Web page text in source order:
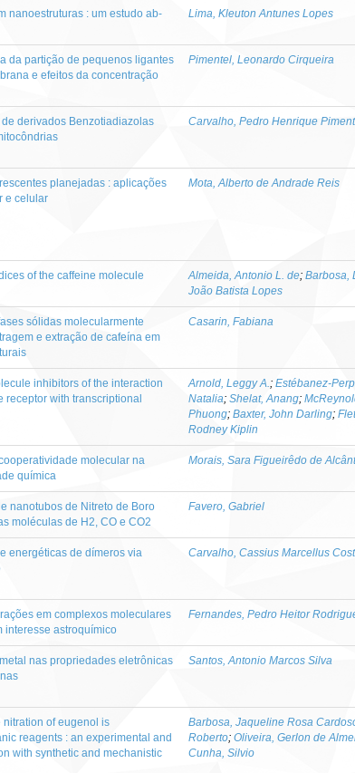
nanoestruturas : um estudo ab-
Lima, Kleuton Antunes Lopes
da partição de pequenos ligantes
e efeitos da concentração
Pimentel, Leonardo Cirqueira
derivados Benzotiadiazolas
Carvalho, Pedro Henrique
planejadas : aplicações
e celular
Mota, Alberto de Andrade Reis
of the caffeine molecule Almeida, Antonio L. de; Barbosa,
João Batista Lopes
sólidas molecularmente
e extração de cafeína em
Casarin, Fabiana
inhibitors of the interaction
receptor with transcriptional
Arnold, Leggy A. ; Estébanez-
Natalia; Shelat, Anang;
Phuong; Baxter, John Darling;
Rodney Kiplin
molecular na
química
Morais, Sara Figueirêdo de
nanotubos de Nitreto de Boro
moléculas de H2, CO e CO2
Favero, Gabriel
energéticas de dímeros via
Carvalho, Cassius Marcellus
em complexos moleculares
interesse astroquímico
Fernandes, Pedro Heitor
nas propriedades eletrônicas
Santos, Antonio Marcos Silva
nitration of eugenol is
reagents : an experimental and
with synthetic and mechanistic
Barbosa, Jaqueline Rosa
Roberto; Oliveira, Gerlon de
Cunha, Silvio